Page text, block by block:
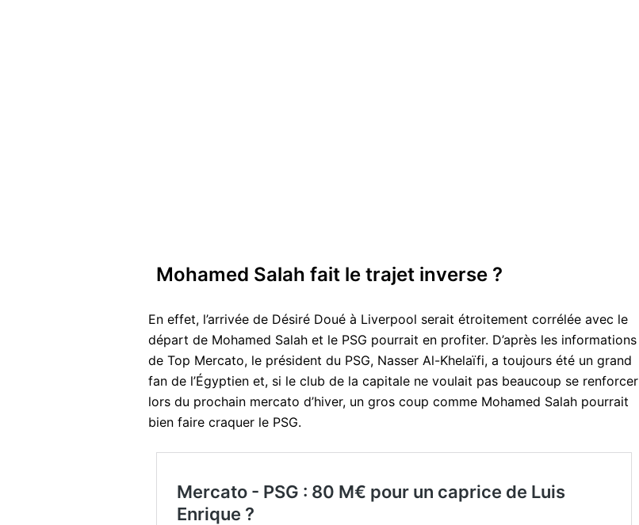
Mohamed Salah fait le trajet inverse ?
En effet, l’arrivée de Désiré Doué à Liverpool serait étroitement corrélée avec le
départ de Mohamed Salah et le PSG pourrait en profiter. D’après les informations
de Top Mercato, le président du PSG, Nasser Al-Khelaïfi, a toujours été un grand
fan de l’Égyptien et, si le club de la capitale ne voulait pas beaucoup se renforcer
lors du prochain mercato d’hiver, un gros coup comme Mohamed Salah pourrait
bien faire craquer le PSG.
Mercato - PSG : 80 M€ pour un caprice de Luis
Enrique ?